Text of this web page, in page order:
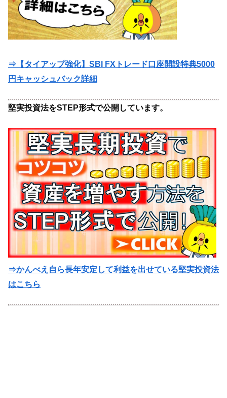
⇒【タイアップ強化】SBI FXトレード口座開設特典5000
円キャッシュバック詳細
堅実投資法をSTEP形式で公開しています。
⇒かんべえ自ら長年安定して利益を出せている堅実投資法
はこちら